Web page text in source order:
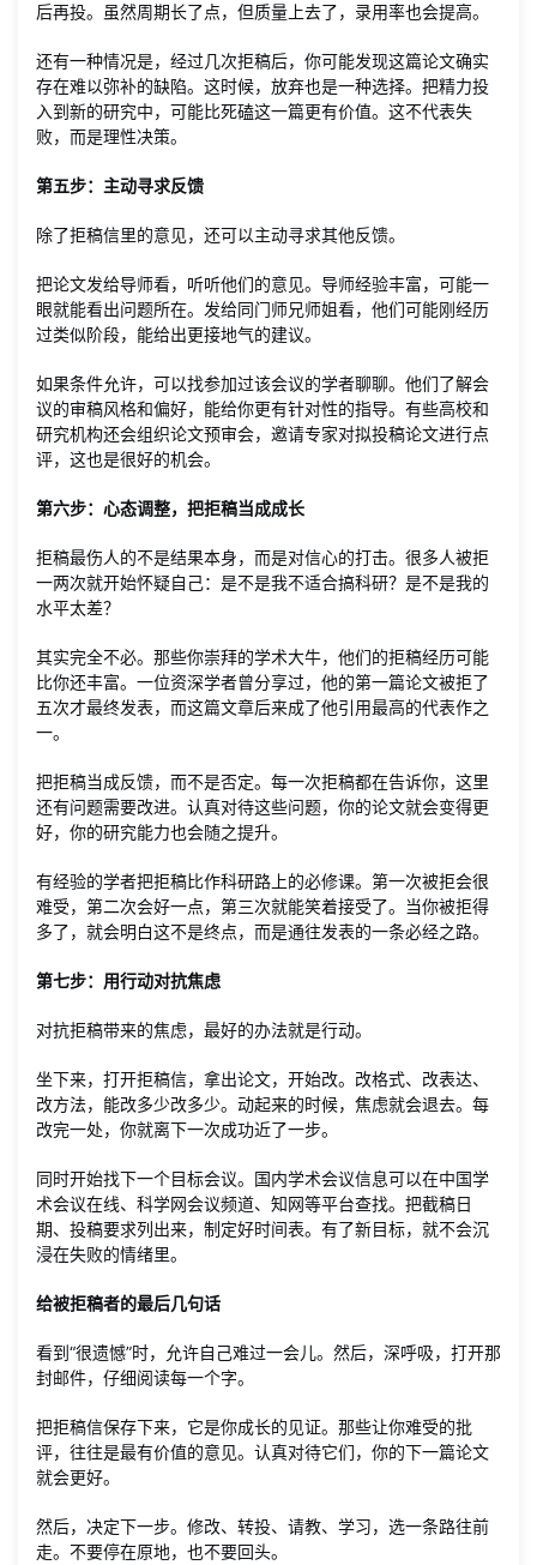
后再投。虽然周期长了点，但质量上去了，录用率也会提高。
还有一种情况是，经过几次拒稿后，你可能发现这篇论文确实
存在难以弥补的缺陷。这时候，放弃也是一种选择。把精力投
入到新的研究中，可能比死磕这一篇更有价值。这不代表失
败，而是理性决策。
第五步：主动寻求反馈
除了拒稿信里的意见，还可以主动寻求其他反馈。
把论文发给导师看，听听他们的意见。导师经验丰富，可能一
眼就能看出问题所在。发给同门师兄师姐看，他们可能刚经历
过类似阶段，能给出更接地气的建议。
如果条件允许，可以找参加过该会议的学者聊聊。他们了解会
议的审稿风格和偏好，能给你更有针对性的指导。有些高校和
研究机构还会组织论文预审会，邀请专家对拟投稿论文进行点
评，这也是很好的机会。
第六步：心态调整，把拒稿当成成长
拒稿最伤人的不是结果本身，而是对信心的打击。很多人被拒
一两次就开始怀疑自己：是不是我不适合搞科研？是不是我的
水平太差？
其实完全不必。那些你崇拜的学术大牛，他们的拒稿经历可能
比你还丰富。一位资深学者曾分享过，他的第一篇论文被拒了
五次才最终发表，而这篇文章后来成了他引用最高的代表作之
一。
把拒稿当成反馈，而不是否定。每一次拒稿都在告诉你，这里
还有问题需要改进。认真对待这些问题，你的论文就会变得更
好，你的研究能力也会随之提升。
有经验的学者把拒稿比作科研路上的必修课。第一次被拒会很
难受，第二次会好一点，第三次就能笑着接受了。当你被拒得
多了，就会明白这不是终点，而是通往发表的一条必经之路。
第七步：用行动对抗焦虑
对抗拒稿带来的焦虑，最好的办法就是行动。
坐下来，打开拒稿信，拿出论文，开始改。改格式、改表达、
改方法，能改多少改多少。动起来的时候，焦虑就会退去。每
改完一处，你就离下一次成功近了一步。
同时开始找下一个目标会议。国内学术会议信息可以在中国学
术会议在线、科学网会议频道、知网等平台查找。把截稿日
期、投稿要求列出来，制定好时间表。有了新目标，就不会沉
浸在失败的情绪里。
给被拒稿者的最后几句话
看到“很遗憾”时，允许自己难过一会儿。然后，深呼吸，打开那
封邮件，仔细阅读每一个字。
把拒稿信保存下来，它是你成长的见证。那些让你难受的批
评，往往是最有价值的意见。认真对待它们，你的下一篇论文
就会更好。
然后，决定下一步。修改、转投、请教、学习，选一条路往前
走。不要停在原地，也不要回头。